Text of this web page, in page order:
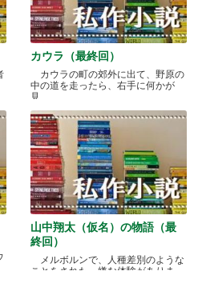
カウラ（最終回）
カウラの町の郊外に出て、野原の
中の道を走ったら、右手に何かが
見.....
山中翔太（仮名）の物語（最
終回）
メルボルンで、人種差別のような
ことをされた、嫌な体験がありま